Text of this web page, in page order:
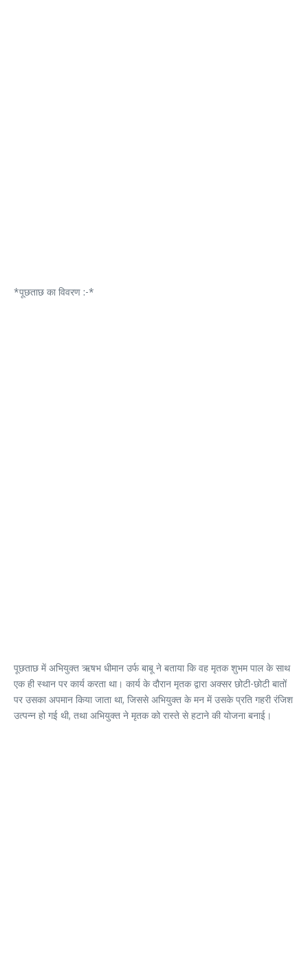
*पूछताछ का विवरण :-*
पूछताछ में अभियुक्त ऋषभ धीमान उर्फ बाबू ने बताया कि वह मृतक शुभम पाल के साथ
एक ही स्थान पर कार्य करता था। कार्य के दौरान मृतक द्वारा अक्सर छोटी-छोटी बातों
पर उसका अपमान किया जाता था, जिससे अभियुक्त के मन में उसके प्रति गहरी रंजिश
उत्पन्न हो गई थी, तथा अभियुक्त ने मृतक को रास्ते से हटाने की योजना बनाई।